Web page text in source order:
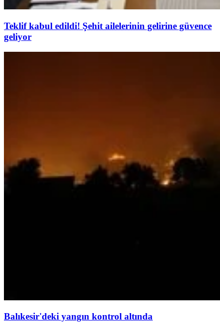
Teklif kabul edildi! Şehit ailelerinin gelirine güvence
geliyor
Balıkesir'deki yangın kontrol altında